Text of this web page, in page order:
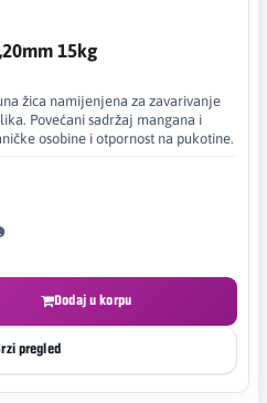
15kg
žica namijenjena za zavarivanje
Povećani sadržaj mangana i
osobine i otpornost na pukotine.
Dodaj u korpu
pregled